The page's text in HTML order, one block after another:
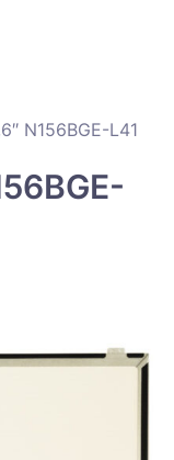
N156BGE-L41